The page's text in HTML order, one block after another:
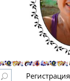
Регистрация